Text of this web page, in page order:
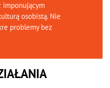
imponującym
osobistą. Nie
problemy bez